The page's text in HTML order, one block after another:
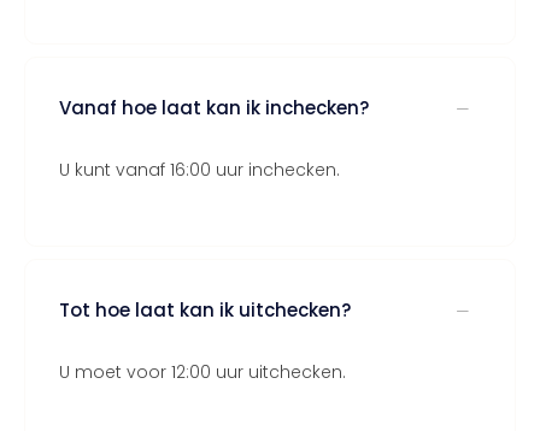
Vanaf hoe laat kan ik inchecken?
U kunt vanaf 16:00 uur inchecken.
Tot hoe laat kan ik uitchecken?
U moet voor 12:00 uur uitchecken.